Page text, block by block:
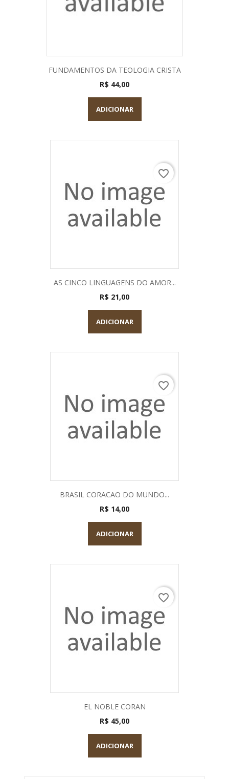
FUNDAMENTOS DA TEOLOGIA CRISTA
R$ 44,00
ADICIONAR
AS CINCO LINGUAGENS DO AMOR...
R$ 21,00
ADICIONAR
favorite_border
BRASIL CORACAO DO MUNDO...
R$ 14,00
ADICIONAR
favorite_border
EL NOBLE CORAN
R$ 45,00
ADICIONAR
favorite_border